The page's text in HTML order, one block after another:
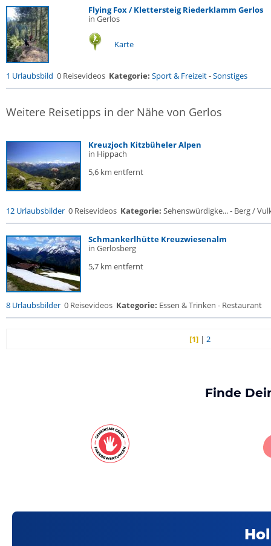
Flying Fox / Klettersteig Riederklamm Gerlos
in Gerlos
Karte
1 Urlaubsbild 0 Reisevideos Kategorie: Sport & Freizeit-Sonstiges
Weitere Reisetipps in der Nähe von Gerlos
Kreuzjoch Kitzbüheler Alpen
in Hippach
5,6 km entfernt
12 Urlaubsbilder 0 Reisevideos Kategorie: Sehenswürdigke... - Berg /
Schmankerlhütte Kreuzwiesenalm
in Gerlosberg
5,7 km entfernt
8 Urlaubsbilder 0 Reisevideos Kategorie: Essen & Trinken - Restaurant
[1] |2
Finde